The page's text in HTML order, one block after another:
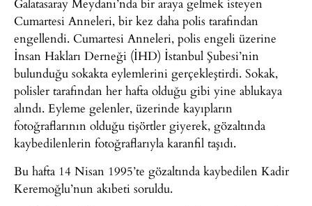
Cumartesi Anneleri, bir kez daha polis tarafından
engellendi. Cumartesi Anneleri, polis engeli üzerine
İnsan Hakları Derneği (İHD) İstanbul Şubesi’nin
bulunduğu sokakta eylemlerini gerçekleştirdi. Sokak,
polisler tarafından her hafta olduğu gibi yine ablukaya
alındı. Eyleme gelenler, üzerinde kayıpların
fotoğraflarının olduğu tişörtler giyerek, gözaltında
kaybedilenlerin fotoğraflarıyla karanfil taşıdı.
Bu hafta 14 Nisan 1995’te gözaltında kaybedilen Kadir
Keremoğlu’nun akıbeti soruldu.